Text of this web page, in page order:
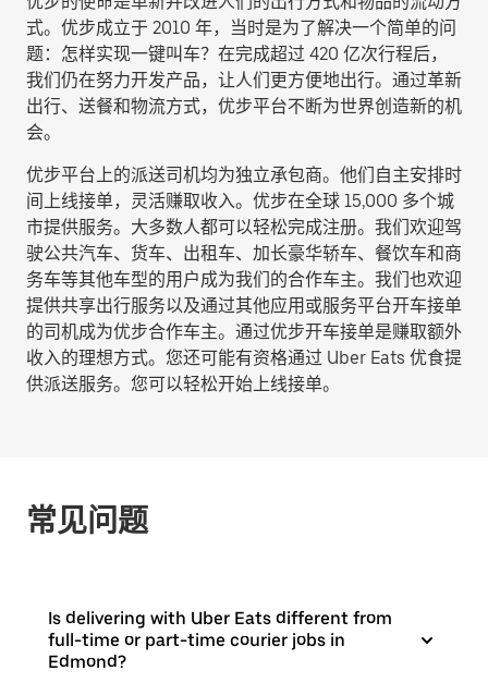
式。优步成立于 2010 年，当时是为了解决一个简单的问
题：怎样实现一键叫车？在完成超过 420 亿次行程后，
我们仍在努力开发产品，让人们更方便地出行。通过革新
出行、送餐和物流方式，优步平台不断为世界创造新的机
会。
优步平台上的派送司机均为独立承包商。他们自主安排时
间上线接单，灵活赚取收入。优步在全球 15,000 多个城
市提供服务。大多数人都可以轻松完成注册。我们欢迎驾
驶公共汽车、货车、出租车、加长豪华轿车、餐饮车和商
务车等其他车型的用户成为我们的合作车主。我们也欢迎
提供共享出行服务以及通过其他应用或服务平台开车接单
的司机成为优步合作车主。通过优步开车接单是赚取额外
收入的理想方式。您还可能有资格通过 Uber Eats 优食提
供派送服务。您可以轻松开始上线接单。
常见问题
Is delivering with Uber Eats different from
full-time or part-time courier jobs in
Edmond?